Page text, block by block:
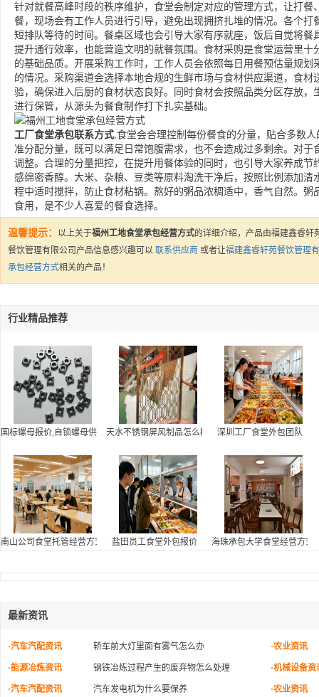
针对就餐高峰时段的秩序维护，食堂会制定对应的管理方式，让打
餐，现场会有工作人员进行引导，避免出现拥挤扎堆的情况。各个
短排队等待的时间。餐桌区域也会引导大家有序就座，饭后自觉将
提升通行效率，也能营造文明的就餐氛围。食材采购是食堂运营里
的基础品质。开展采购工作时，工作人员会依照每日用餐预估量规
的情况。采购渠道会选择本地合规的生鲜市场与食材供应渠道，食
验，确保进入后厨的食材状态良好。同时食材会按照品类分区存放
进行保管，从源头为餐食制作打下扎实基础。
工厂食堂承包联系方式,食堂会合理控制每份餐食的分量，贴合多数
准分配分量，既可以满足日常饱腹需求，也不会造成过多剩余。对
调整。合理的分量把控，在提升用餐体验的同时，也引导大家养成
感绵密香醇。大米、杂粮、豆类等原料淘洗干净后，按照比例添加
程中适时搅拌，防止食材粘锅。熬好的粥品浓稠适中，香气自然。
食用，是不少人喜爱的餐食选择。
温馨提示： 以上关于福州工地食堂承包经营方式的详细介绍，产品由福建鑫睿轩
餐饮管理有限公司产品信息感兴趣可以 联系供应商 或者让福建鑫睿轩苑餐饮管理
承包经营方式相关的产品！
行业精品推荐
国标螺母报价,自锁螺母供应 天水不锈钢屏风制品怎么样,不锈钢焊接制品批发
深圳工厂食堂外包团队
南山公司食堂托管经营方式 盐田员工食堂外包报价 海珠承包大学食堂经营方式
最新资讯
·汽车汽配资讯 轿车前大灯里面有雾气怎么办 ·农业资讯
·能源冶炼资讯 钢铁冶炼过程产生的废弃物怎么处理 ·机械设备资
·汽车汽配资讯 汽车发电机为什么要保养 ·农业资讯